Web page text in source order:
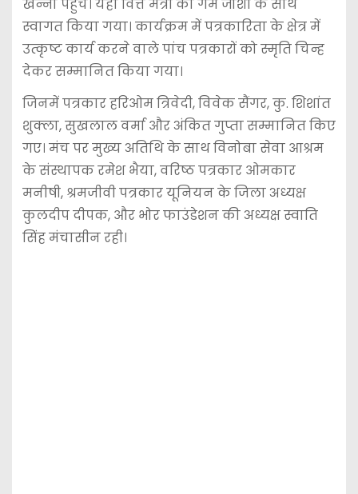
खन्ना पहुंचे। यहां वित्त मंत्री का गर्म जोशी के साथ
स्वागत किया गया। कार्यक्रम में पत्रकारिता के क्षेत्र में
उत्कृष्ट कार्य करने वाले पांच पत्रकारों को स्मृति चिन्ह
देकर सम्मानित किया गया।
जिनमें पत्रकार हरिओम त्रिवेदी, विवेक सैंगर, कु. शिशांत
शुक्ला, सुखलाल वर्मा और अंकित गुप्ता सम्मानित किए
गए। मंच पर मुख्य अतिथि के साथ विनोबा सेवा आश्रम
के संस्थापक रमेश भैया, वरिष्ठ पत्रकार ओमकार
मनीषी, श्रमजीवी पत्रकार यूनियन के जिला अध्यक्ष
कुलदीप दीपक, और भोर फाउंडेशन की अध्यक्ष स्वाति
सिंह मंचासीन रही।